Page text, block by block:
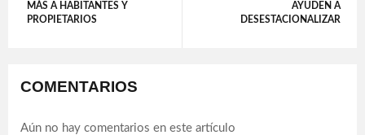
MÁS A HABITANTES Y
PROPIETARIOS
AYUDEN A
DESESTACIONALIZAR
COMENTARIOS
Aún no hay comentarios en este artículo